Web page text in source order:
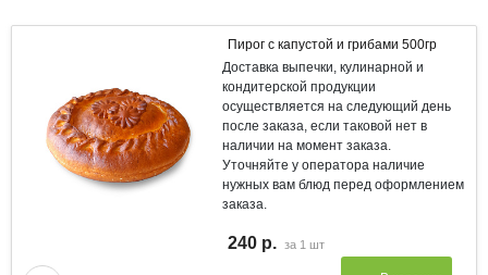
Пирог с капустой и грибами 500гр
Доставка выпечки, кулинарной и
кондитерской продукции
осуществляется на следующий день
после заказа, если таковой нет в
наличии на момент заказа.
Уточняйте у оператора наличие
нужных вам блюд перед оформлением
заказа.
240 р. за 1 шт